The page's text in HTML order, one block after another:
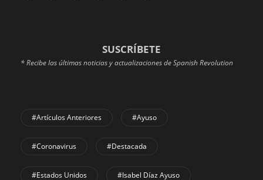
SUSCRÍBETE
* Recibe las últimas noticias y actualizaciones de Spanish Revolution
#Artículos Anteriores #Ayuso
#coronavirus #Destacada
#Estados Unidos #Isabel Díaz Ayuso